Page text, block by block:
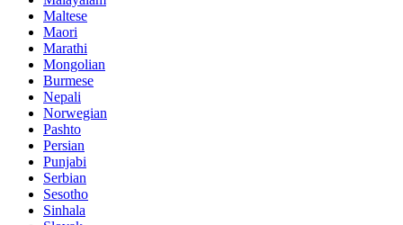
Maltese
Maori
Marathi
Mongolian
Burmese
Nepali
Norwegian
Pashto
Persian
Punjabi
Serbian
Sesotho
Sinhala